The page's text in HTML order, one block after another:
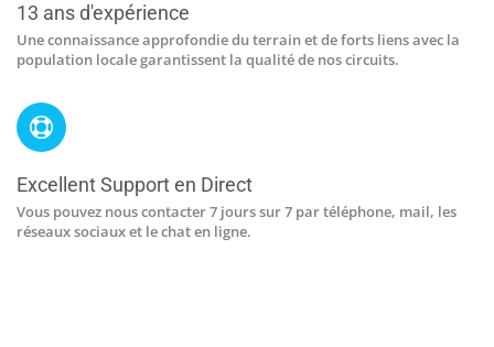
13 ans d'expérience
Une connaissance approfondie du terrain et de forts liens avec la
population locale garantissent la qualité de nos circuits.
Excellent Support en Direct
Vous pouvez nous contacter 7 jours sur 7 par téléphone, mail, les
réseaux sociaux et le chat en ligne.